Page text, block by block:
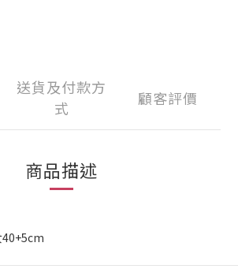
送貨及付款方
式
顧客評價
商品描述